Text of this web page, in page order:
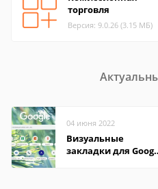
торговля
Версия: 9.0.26 (3.15 МБ)
04 июня 2022
Визуальные
закладки для